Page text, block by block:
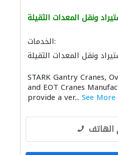
ونقل المعدات الثقيلة
الخدمات:
ونقل المعدات الثقيلة
ونقل المعدات الثقيلة
والسلالم الكهربائية
الصيانة الكهربائية
STARK Gantry Cranes,
and EOT Cranes
provide a ver... See More